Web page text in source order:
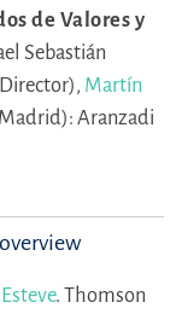
de Valores y
Sebastián
Martín
Aranzadi
. Thomson